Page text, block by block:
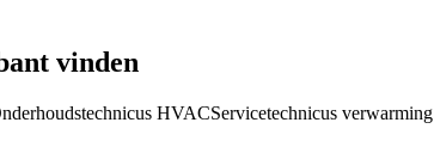
vinden
HVACServicetechnicus verwarming